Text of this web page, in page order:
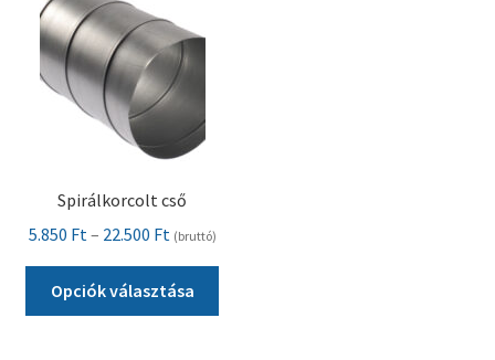
Spirálkorcolt cső
5.850 Ft – 22.500 FtÁrtartomány:
-
22.500 Ft
(bruttó)
Opciók választása